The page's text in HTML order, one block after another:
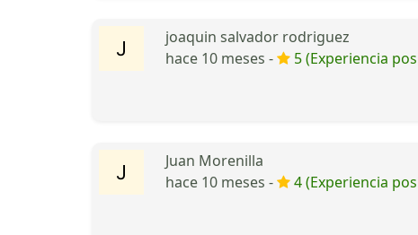
joaquin salvador rodriguez
hace 10 meses -
5 (Experiencia
Juan Morenilla
hace 10 meses -
4 (Experiencia